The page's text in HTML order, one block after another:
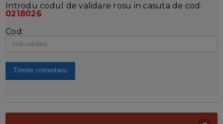
Introdu codul de validare rosu in casuta de cod:
0218026
Cod: